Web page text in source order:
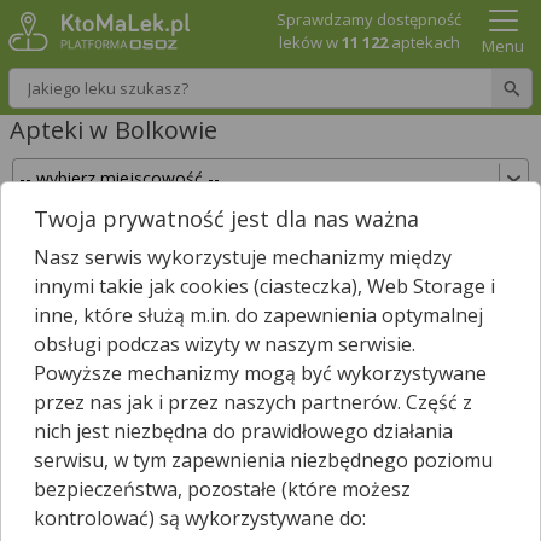
Wpisz nazwę leku
Sprawdzamy dostępność
leków w11 122aptekach Menu
Apteki w Bolkowie
Sprawdź, które apteki w Bolkowie posiadają Twój
lek i zarezerwuj go już teraz!
Wpisz nazwę leku
W Bolkowie jest 5aptek.
Wybierz typ aptek
Twoja prywatność jest dla nas ważna
Nasz serwis wykorzystuje mechanizmy między
innymi takie jak cookies (ciasteczka), Web Storage i
inne, które służą m.in. do zapewnienia optymalnej
obsługi podczas wizyty w naszym serwisie.
Powyższe mechanizmy mogą być wykorzystywane
przez nas jak i przez naszych partnerów. Część z
nich jest niezbędna do prawidłowego działania
serwisu, w tym zapewnienia niezbędnego poziomu
bezpieczeństwa, pozostałe (które możesz
kontrolować) są wykorzystywane do: